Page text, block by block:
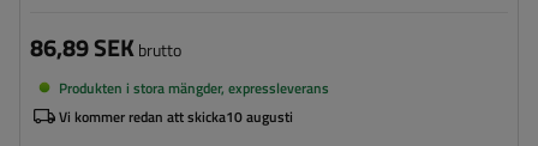
86,89 SEKbrutto
Produkten i stora mängder, expressleverans
Vi kommer redan att skicka10 augusti